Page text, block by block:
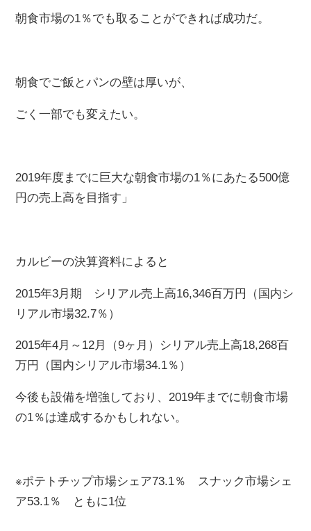
朝食市場の1％でも取ることができれば成功だ。
朝食でご飯とパンの壁は厚いが、
ごく一部でも変えたい。
2019年度までに巨大な朝食市場の1％にあたる500億
円の売上高を目指す」
カルビーの決算資料によると
2015年3月期 シリアル売上高16,346百万円（国内シ
リアル市場32.7％）
2015年4月～12月（9ヶ月）シリアル売上高18,268百
万円（国内シリアル市場34.1％）
今後も設備を増強しており、2019年までに朝食市場
の1％は達成するかもしれない。
※ポテトチップ市場シェア73.1％ スナック市場シェ
ア53.1％ ともに1位